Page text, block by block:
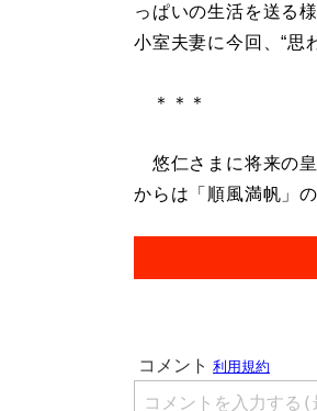
っぱいの生活を送る
小室夫妻に今回、“思
＊＊＊
悠仁さまに将来の皇
からは「順風満帆」